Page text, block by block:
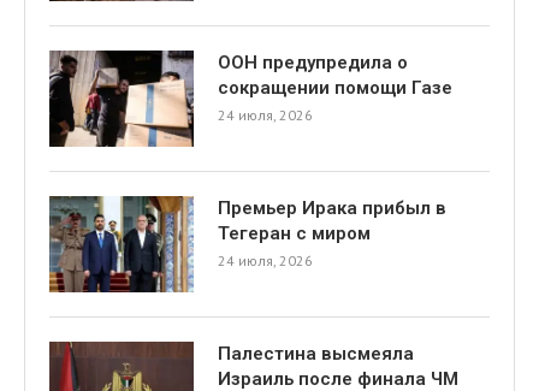
ООН предупредила о
сокращении помощи Газе
24 июля, 2026
Премьер Ирака прибыл в
Тегеран с миром
24 июля, 2026
Палестина высмеяла
Израиль после финала ЧМ